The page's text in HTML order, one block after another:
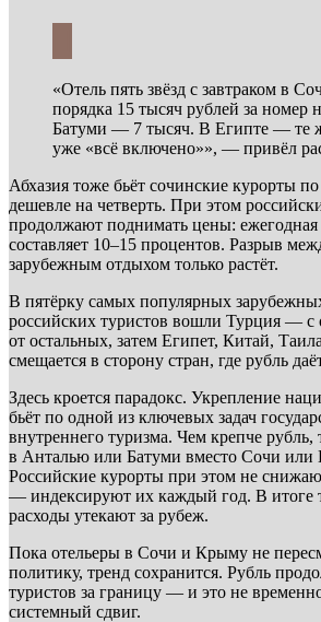
«Отель пять звёзд с завтраком в
порядка 15 тысяч рублей за номер
Батуми — 7 тысяч. В Египте — те
уже «всё включено»», — привёл
Абхазия тоже бьёт сочинские курорты
дешевле на четверть. При этом
продолжают поднимать цены: ежегодная
составляет 10–15 процентов. Разрыв
зарубежным отдыхом только растёт.
В пятёрку самых популярных
российских туристов вошли Турция —
от остальных, затем Египет, Китай,
смещается в сторону стран, где рубль
Здесь кроется парадокс. Укрепление
бьёт по одной из ключевых задач
внутреннего туризма. Чем крепче рубль,
в Анталью или Батуми вместо Сочи или
Российские курорты при этом не
— индексируют их каждый год. В итоге
расходы утекают за рубеж.
Пока отельеры в Сочи и Крыму не
политику, тренд сохранится. Рубль
туристов за границу — и это не
системный сдвиг.